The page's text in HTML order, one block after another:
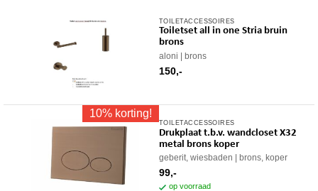
TOILETACCESSOIRES
Toiletset all in one Stria bruin
brons
aloni brons
150,-
10% korting!
TOILETACCESSOIRES
Drukplaat t.b.v. wandcloset X32
metal brons koper
geberit, wiesbaden brons, koper
99,-
op voorraad